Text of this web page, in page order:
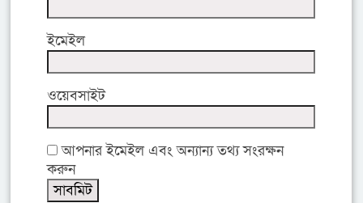
ইমেইল
ওয়েবসাইট
আপনার ইমেইল এবং অন্যান্য তথ্য সংরক্ষন
করুন